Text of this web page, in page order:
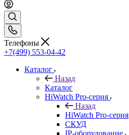
Телефоны
+7(499) 553-04-42
Каталог
Назад
Каталог
HiWatch Pro-серия
Назад
HiWatch Pro-серия
CКУД
IP-оборудование